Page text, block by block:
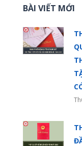
BÀI VIẾT MỚI